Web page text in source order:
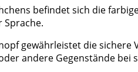
befindet sich die
Sprache.
gewährleistet die sichere
andere Gegenstände bei